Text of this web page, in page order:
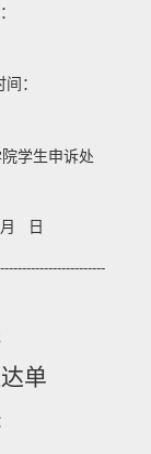
：
申诉处
单